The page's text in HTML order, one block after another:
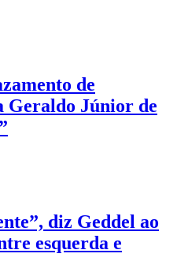
de
Geraldo Júnior de
diz Geddel ao
esquerda e